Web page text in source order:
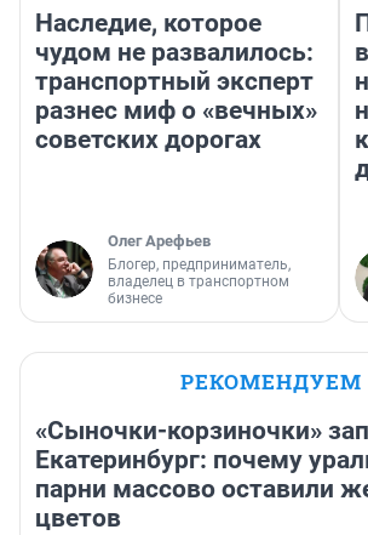
Наследие, которое
чудом не развалилось:
транспортный эксперт
разнес миф о «вечных»
советских дорогах
Олег Арефьев
Блогер, предприниматель,
владелец в транспортном
бизнесе
РЕКОМЕНДУЕМ
«Сыночки-корзиночки»
Екатеринбург: почему
парни массово оставили
цветов